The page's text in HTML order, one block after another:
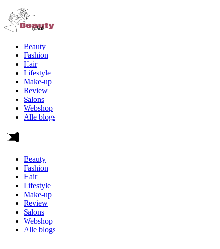
Beauty
Fashion
Hair
Lifestyle
Make-up
Review
Salons
Webshop
Alle blogs
Beauty
Fashion
Hair
Lifestyle
Make-up
Review
Salons
Webshop
Alle blogs